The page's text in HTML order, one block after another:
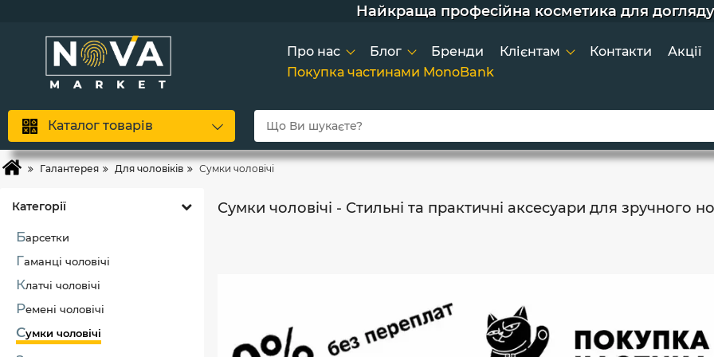
Сковорідки для індукції, гриля та щоденного
Більше 2х покупок - постійний клієнт - тоді вам
Акції та додаткові знижки для постійних
Найкраща професійна косметика для догляду
Широкий вибір товарів та зручний підбір
Швидка доставка по Україні
Покупка товарів в кредит
Про нас Блог Бренди Клієнтам Контакти
Акції
Покупка частинами MonoBank
Каталог товарів
Галантерея Для чоловіків Сумки чоловічі
Категорії
Барсетки
Гаманці чоловічі
Клатчі чоловічі
Ремені чоловічі
Сумки чоловічі
Сумки чоловічі - Стильні та практичні аксесуари для зручного